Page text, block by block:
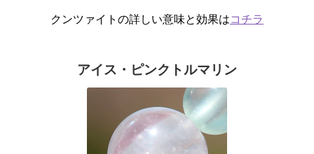
クンツァイトの詳しい意味と効果はコチラ
アイス・ピンクトルマリン